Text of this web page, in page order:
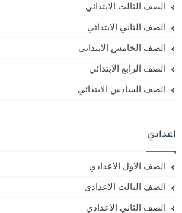
الصف الثالث الابتدائي
الصف الثاني الابتدائي
الصف الخامس الابتدائي
الصف الرابع الابتدائي
الصف السادس الابتدائي
اعدادي
الصف الاول الاعدادي
الصف الثالث الاعدادي
الصف الثاني الاعدادي